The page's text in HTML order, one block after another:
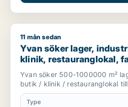
Yvan söker lager, industrilokal,
11 mån sedan
Yvan söker lager,
klinik, restauranglokal,
bostadsfastighet eller
Stockholm
Yvan söker 500-1000000 m²
butik / klinik / restauranglokal
Type